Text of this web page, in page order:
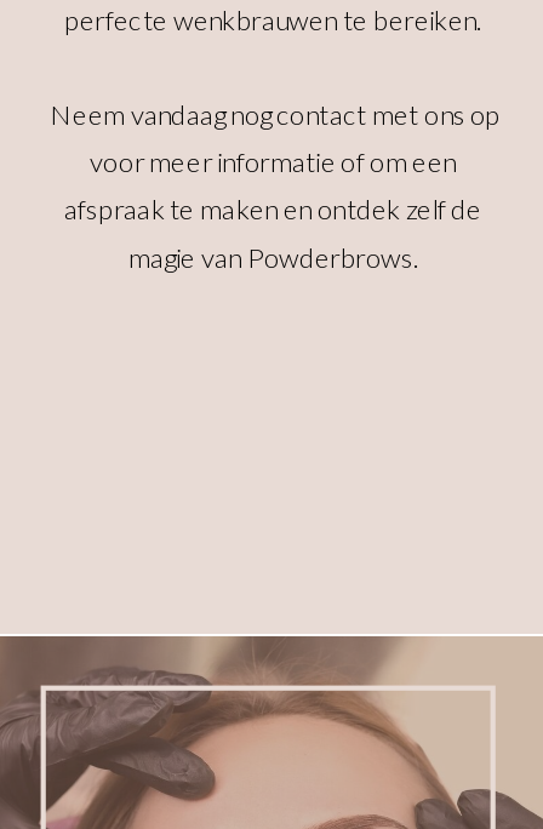
perfecte wenkbrauwen te bereiken.
Neem vandaag nog contact met ons op
voor meer informatie of om een
afspraak te maken en ontdek zelf de
magie van Powderbrows.